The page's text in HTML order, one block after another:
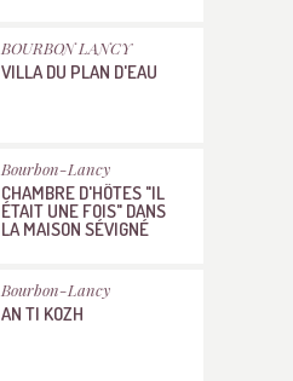
BOURBON LANCY
VILLA DU PLAN D'EAU
Bourbon-Lancy
CHAMBRE D'HÔTES "IL
ÉTAIT UNE FOIS" DANS
LA MAISON SÉVIGNÉ
Bourbon-Lancy
AN TI KOZH